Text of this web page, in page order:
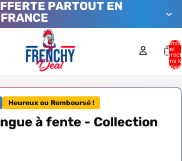
PARTOUT EN
FRANCE
total
dans le
Heureux ou Remboursé !
à fente - Collection